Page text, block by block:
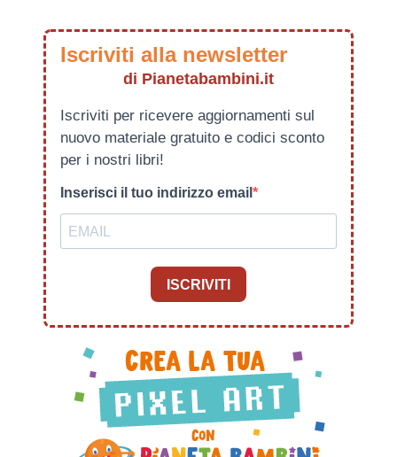
Iscriviti alla newsletter
di Pianetabambini.it
Iscriviti per ricevere aggiornamenti sul
nuovo materiale gratuito e codici sconto
per i nostri libri!
Inserisci il tuo indirizzo email
ISCRIVITI